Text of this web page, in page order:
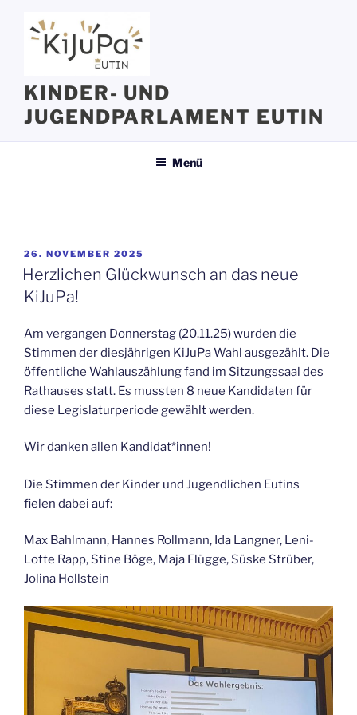
Inhalt
springen
KINDER- UND
JUGENDPARLAMENT EUTIN
Menü
VERÖFFENTLICHT
AM
26. NOVEMBER 2025
Herzlichen Glückwunsch an das neue
KiJuPa!
Am vergangen Donnerstag (20.11.25) wurden die
Stimmen der diesjährigen KiJuPa Wahl ausgezählt. Die
öffentliche Wahlauszählung fand im Sitzungssaal des
Rathauses statt. Es mussten 8 neue Kandidaten für
diese Legislaturperiode gewählt werden.
Wir danken allen Kandidat*innen!
Die Stimmen der Kinder und Jugendlichen Eutins
fielen dabei auf:
Max Bahlmann, Hannes Rollmann, Ida Langner, Leni-
Lotte Rapp, Stine Böge, Maja Flügge, Süske Strüber,
Jolina Hollstein